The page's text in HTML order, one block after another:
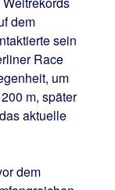
dem
sein
Race
um
m, später
aktuelle
dem